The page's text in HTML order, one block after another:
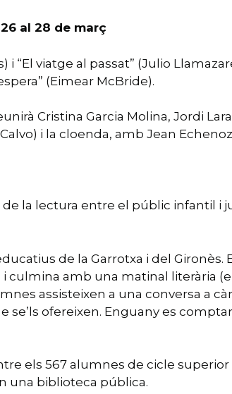
al 28 de març
i “El viatge al passat” (Julio
(Eimear McBride).
Cristina Garcia Molina, Jordi
i la cloenda, amb Jean Echenoz,
la lectura entre el públic infantil i
de la Garrotxa i del Gironès.
culmina amb una matinal literària
assisteixen a una conversa a
se’ls ofereixen. Enguany es
els 567 alumnes de cicle
una biblioteca pública.